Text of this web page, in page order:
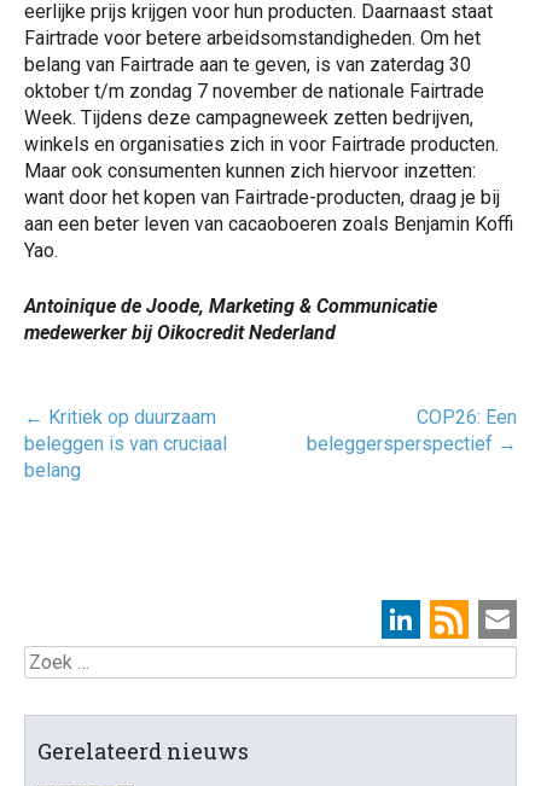
eerlijke prijs krijgen voor hun producten. Daarnaast staat
Fairtrade voor betere arbeidsomstandigheden. Om het
belang van Fairtrade aan te geven, is van zaterdag 30
oktober t/m zondag 7 november de nationale Fairtrade
Week. Tijdens deze campagneweek zetten bedrijven,
winkels en organisaties zich in voor Fairtrade producten.
Maar ook consumenten kunnen zich hiervoor inzetten:
want door het kopen van Fairtrade-producten, draag je bij
aan een beter leven van cacaoboeren zoals Benjamin Koffi
Yao.
Antoinique de Joode, Marketing & Communicatie
medewerker bij Oikocredit Nederland
Post
navigatie
← Kritiek op duurzaam
beleggen is van cruciaal
belang
COP26: Een
beleggersperspectief →
Zoek
Gerelateerd nieuws